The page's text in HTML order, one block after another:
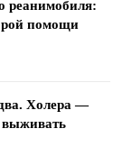
реанимобиля:
помощи
Холера —
выживать